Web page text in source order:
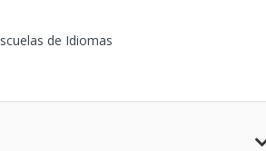
de Idiomas